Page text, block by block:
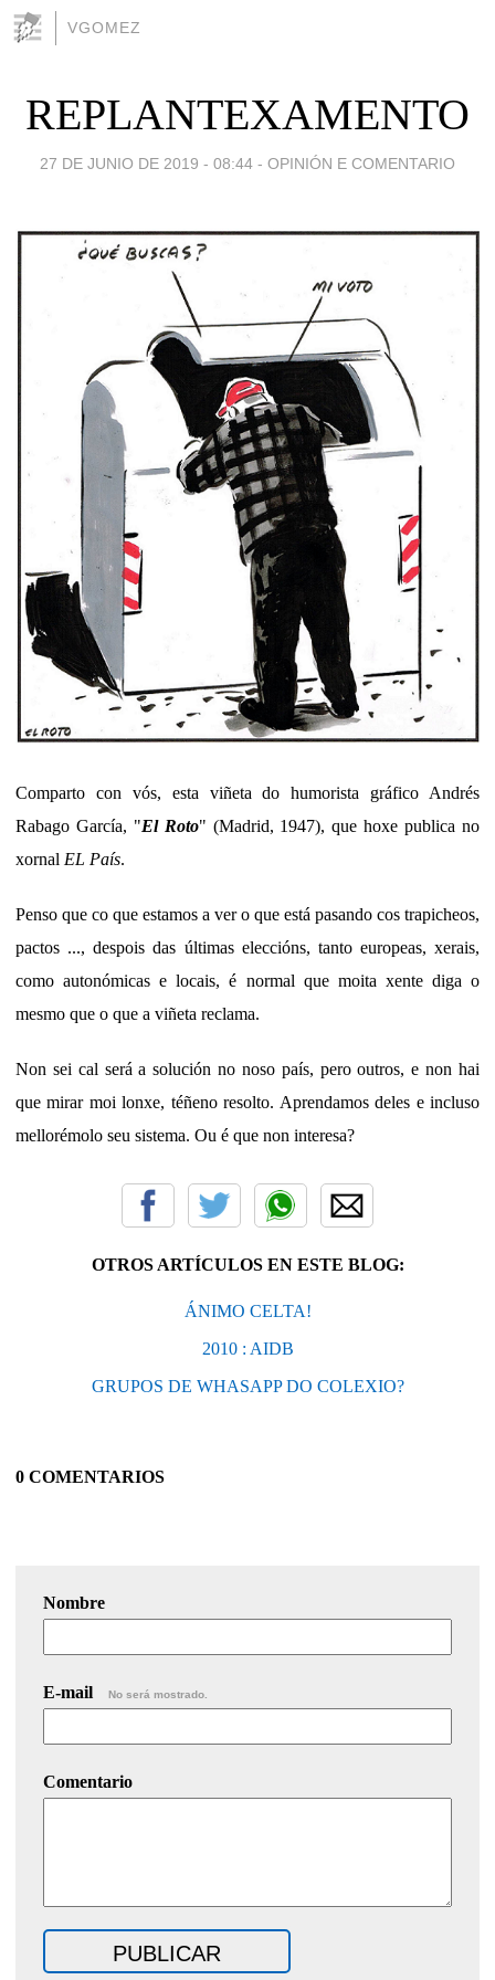
VGOMEZ
REPLANTEXAMENTO
27 DE JUNIO DE 2019 - 08:44 - OPINIÓN E COMENTARIO
Comparto con vós, esta viñeta do humorista gráfico Andrés
Rabago García, "El Roto" (Madrid, 1947), que hoxe publica no
xornal EL País.
Penso que co que estamos a ver o que está pasando cos trapicheos,
pactos ..., despois das últimas eleccións, tanto europeas, xerais,
como autonómicas e locais, é normal que moita xente diga o
mesmo que o que a viñeta reclama.
Non sei cal será a solución no noso país, pero outros, e non hai
que mirar moi lonxe, téñeno resolto. Aprendamos deles e incluso
mellorémolo seu sistema. Ou é que non interesa?
OTROS ARTÍCULOS EN ESTE BLOG:
ÁNIMO CELTA!
2010 : AIDB
GRUPOS DE WHASAPP DO COLEXIO?
0 COMENTARIOS
Nombre
E-mail No será mostrado.
Comentario